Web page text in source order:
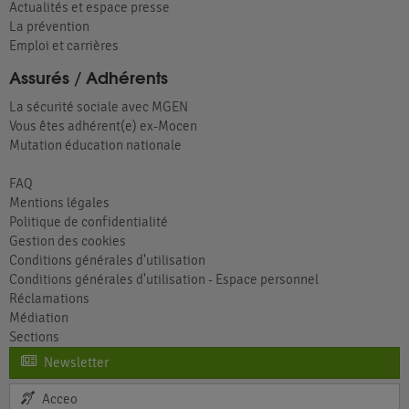
Actualités et espace presse
La prévention
Emploi et carrières
Assurés / Adhérents
La sécurité sociale avec MGEN
Vous êtes adhérent(e) ex-Mocen
Mutation éducation nationale
FAQ
Mentions légales
Politique de confidentialité
Gestion des cookies
Conditions générales d'utilisation
Conditions générales d'utilisation - Espace personnel
Réclamations
Médiation
Sections
Newsletter
Acceo